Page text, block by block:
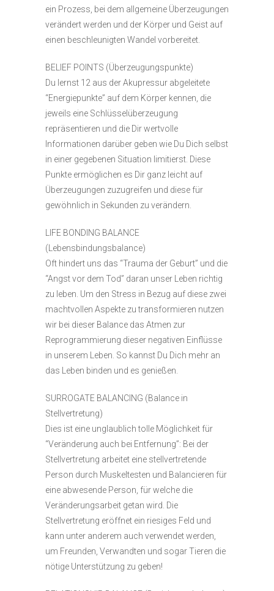
ein Prozess, bei dem allgemeine Überzeugungen
verändert werden und der Körper und Geist auf
einen beschleunigten Wandel vorbereitet.
BELIEF POINTS (Überzeugungspunkte)
Du lernst 12 aus der Akupressur abgeleitete
“Energiepunkte” auf dem Körper kennen, die
jeweils eine Schlüsselüberzeugung
repräsentieren und die Dir wertvolle
Informationen darüber geben wie Du Dich selbst
in einer gegebenen Situation limitierst. Diese
Punkte ermöglichen es Dir ganz leicht auf
Überzeugungen zuzugreifen und diese für
gewöhnlich in Sekunden zu verändern.
LIFE BONDING BALANCE
(Lebensbindungsbalance)
Oft hindert uns das “Trauma der Geburt” und die
“Angst vor dem Tod” daran unser Leben richtig
zu leben. Um den Stress in Bezug auf diese zwei
machtvollen Aspekte zu transformieren nutzen
wir bei dieser Balance das Atmen zur
Reprogrammierung dieser negativen Einflüsse
in unserem Leben. So kannst Du Dich mehr an
das Leben binden und es genießen.
SURROGATE BALANCING (Balance in
Stellvertretung)
Dies ist eine unglaublich tolle Möglichkeit für
“Veränderung auch bei Entfernung”: Bei der
Stellvertretung arbeitet eine stellvertretende
Person durch Muskeltesten und Balancieren für
eine abwesende Person, für welche die
Veränderungsarbeit getan wird. Die
Stellvertretung eröffnet ein riesiges Feld und
kann unter anderem auch verwendet werden,
um Freunden, Verwandten und sogar Tieren die
nötige Unterstützung zu geben!